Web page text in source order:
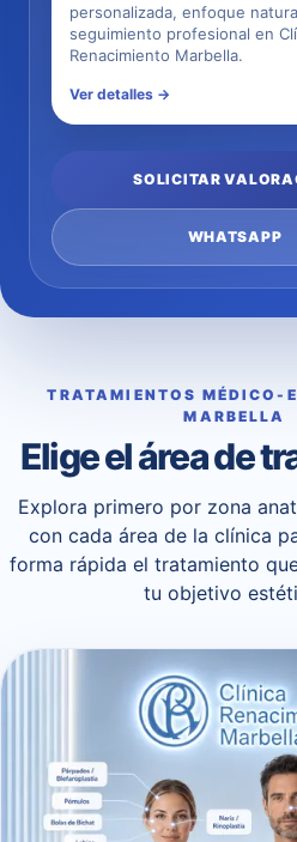
personalizada, enfoque
seguimiento profesional en
Renacimiento Marbella.
Ver detalles →
SOLICITAR
WHATSAPP
TRATAMIENTOS MÉDICO-
MARBELLA
Elige el área de
Explora primero por zona
con cada área de la clínica
forma rápida el tratamiento
tu objetivo